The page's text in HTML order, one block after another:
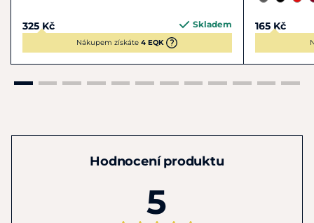
325 Kč Skladem
Nákupem získáte4 EQK
165 Kč
Hodnocení produktu
5